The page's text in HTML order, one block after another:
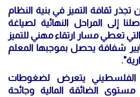
ثقافة التميز في بنية النظام
إلى المراحل النهائية لصياغة
تعطي مسار ارتقاء مهني للتميز
شفافة يحصل بموجبها المعلم
الفلسطيني يتعرض لضغوطات
الضائقة المالية وجائحة